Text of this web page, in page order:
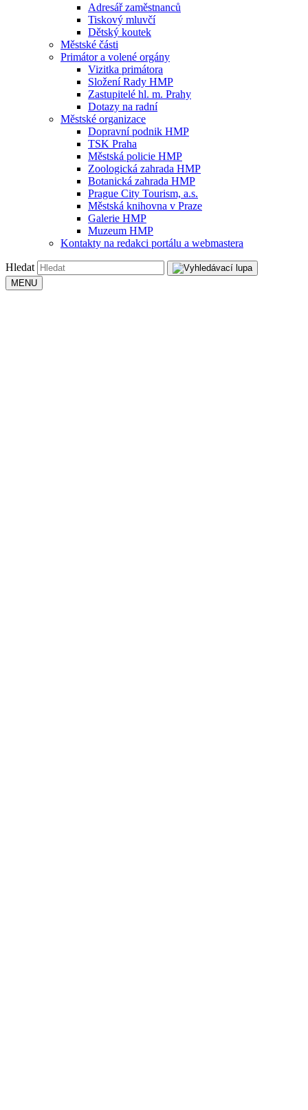
Adresář zaměstnanců
Tiskový mluvčí
Dětský koutek
Městské části
Primátor a volené orgány
Vizitka primátora
Složení Rady HMP
Zastupitelé hl. m. Prahy
Dotazy na radní
Městské organizace
Dopravní podnik HMP
TSK Praha
Městská policie HMP
Zoologická zahrada HMP
Botanická zahrada HMP
Prague City Tourism, a.s.
Městská knihovna v Praze
Galerie HMP
Muzeum HMP
Kontakty na redakci portálu a webmastera
Hledat
MENU